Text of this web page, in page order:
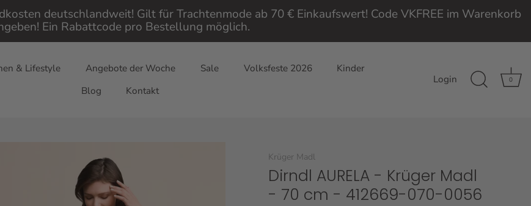
deutschlandweit! Gilt für Trachtenmode ab 70 € Einkaufswert! Code VKFREE im Warenkorb
Ein Rabattcode pro Bestellung möglich.
& Lifestyle Angebote der Woche Sale Volksfeste 2026
Kinder
Blog
Kontakt
Login 0
Krüger Madl
Dirndl AURELA - Krüger Madl
- 70 cm - 412669-070-0056